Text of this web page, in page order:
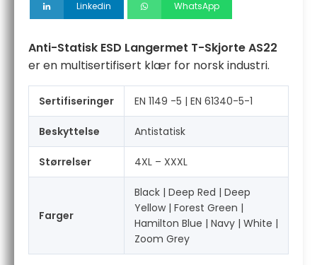
Linkedin WhatsApp
Anti-Statisk ESD Langermet T-Skjorte AS22
er en multisertifisert klær for norsk industri.
Sertifiseringer EN 1149 -5 | EN 61340-5-1
Beskyttelse Antistatisk
Størrelser 4XL – XXXL
Farger
Black | Deep Red | Deep
Yellow | Forest Green |
Hamilton Blue | Navy | White |
Zoom Grey